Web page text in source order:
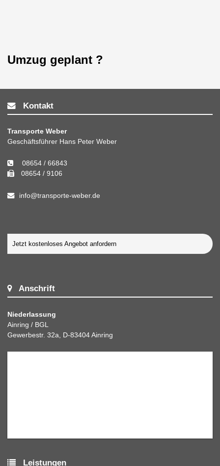
Umzug geplant ?
Kontakt
Transporte Weber
Geschäftsführer Hans Peter Weber
08654 / 66843
08654 / 9106
info@transporte-weber.de
Jetzt kostenloses Angebot anfordern
Anschrift
Niederlassung
Ainring / BGL
Gewerbestr. 32a, D-83404 Ainring
Leistungen